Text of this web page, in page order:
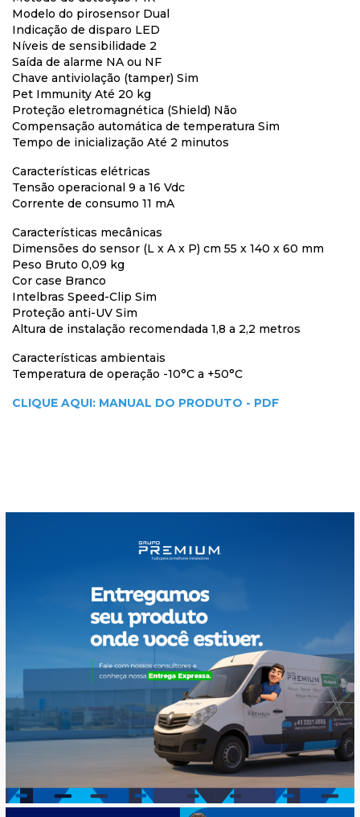
Modelo do pirosensor Dual
Indicação de disparo LED
Níveis de sensibilidade 2
Saída de alarme NA ou NF
Chave antiviolação (tamper) Sim
Pet Immunity Até 20 kg
Proteção eletromagnética (Shield) Não
Compensação automática de temperatura Sim
Tempo de inicialização Até 2 minutos
Características elétricas
Tensão operacional 9 a 16 Vdc
Corrente de consumo 11 mA
Características mecânicas
Dimensões do sensor (L x A x P) cm 55 x 140 x 60 mm
Peso Bruto 0,09 kg
Cor case Branco
Intelbras Speed-Clip Sim
Proteção anti-UV Sim
Altura de instalação recomendada 1,8 a 2,2 metros
Características ambientais
Temperatura de operação -10°C a +50°C
CLIQUE AQUI: MANUAL DO PRODUTO - PDF